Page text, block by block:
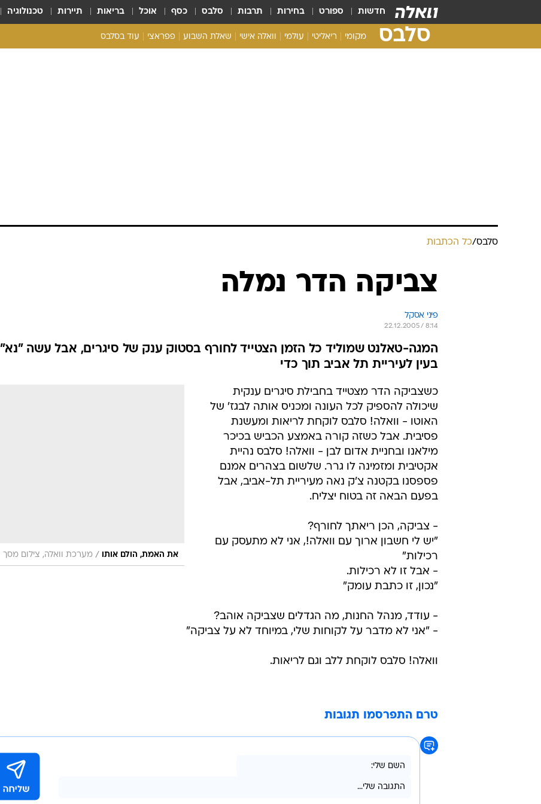
חדשות ספורט בחירות תרבות סלבס כסף אוכל בריאות תיירות טכנולוגיה
סלבס מקומי ריאליטי עולמי וואלה אישי שאלת השבוע פפראצי עוד בסלבס
סלבס/כל הכתבות
צביקה הדר נמלה
פיני אסקל
22.12.2005 / 8:14
המגה-טאלנט שמוליד כל הזמן הצטייד לחורף בסטוק ענק של סיגרים, אבל עשה "נא"
בעין לעיריית תל אביב תוך כדי
את האמת, הולם אותו / מערכת וואלה, צילום מסך
כשצביקה הדר מצטייד בחבילת סיגרים ענקית
שיכולה להספיק לכל העונה ומכניס אותה לבגז' של
האוטו - וואלה! סלבס לוקחת לריאות ומעשנת
פסיבית. אבל כשזה קורה באמצע הכביש בכיכר
מילאנו ובחניית אדום לבן - וואלה! סלבס נהיית
אקטיבית ומזמינה לו גרר. שלשום בצהרים אמנם
פספסנו בקטנה צ'ק נאה מעיריית תל-אביב, אבל
בפעם הבאה זה בטוח יצליח.
- צביקה, הכן ריאתך לחורף?
"יש לי חשבון ארוך עם וואלה!, אני לא מתעסק עם
רכילות"
- אבל זו לא רכילות.
"נכון, זו כתבת עומק"
- עודד, מנהל החנות, מה הגדלים שצביקה אוהב?
- "אני לא מדבר על לקוחות שלי, במיוחד לא על צביקה"
וואלה! סלבס לוקחת ללב וגם לריאות.
טרם התפרסמו תגובות